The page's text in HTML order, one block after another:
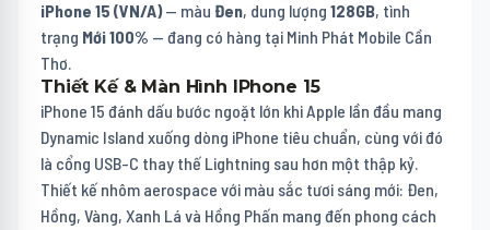
iPhone 15 (VN/A)— màu Đen, dung lượng 128GB, tình
trạng Mới 100% — đang có hàng tại Minh Phát Mobile Cần
Thơ.
Thiết Kế & Màn Hình IPhone 15
iPhone 15 đánh dấu bước ngoặt lớn khi Apple lần đầu mang
Dynamic Island xuống dòng iPhone tiêu chuẩn, cùng với đó
là cổng USB-C thay thế Lightning sau hơn một thập kỷ.
Thiết kế nhôm aerospace với màu sắc tươi sáng mới: Đen,
Hồng, Vàng, Xanh Lá và Hồng Phấn mang đến phong cách